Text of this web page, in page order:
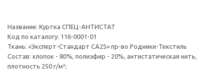
Название: Куртка СПЕЦ-АНТИСТАТ
Код по каталогу: 116-0001-01
Ткань: «Эксперт-Стандарт СА25» пр-во Родники-Текстиль
Состав: хлопок - 80%, полиэфир - 20%, антистатическая нить,
плотность 250 г/м²;